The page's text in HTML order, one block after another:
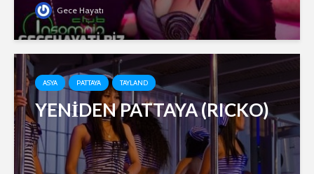
Gece Hayatı
ASYA PATTAYA TAYLAND
YENİDEN PATTAYA (RICKO)